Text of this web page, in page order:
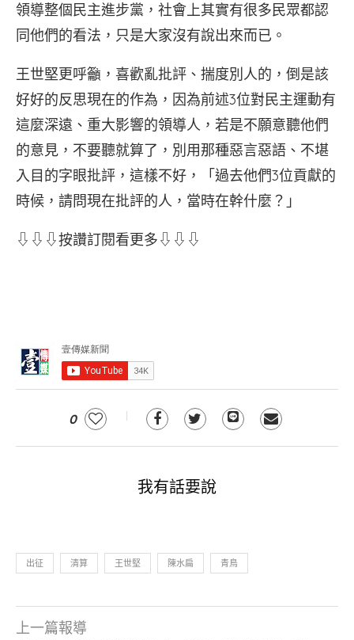
領導整個民主進步黨，社會上其實有很多民眾都認
同他們的看法，只是大家沒有說出來而已。
王世堅更呼籲，喜歡亂批評、揣度別人的，倒是該
好好的反思現在的作為，因為前述3位對民主運動有
這麼深遠、重大影響的領導人，若是不願意聽他們
的意見，不要聽就算了，別用那種惡言惡語、不堪
入目的字眼批評，這樣不好，「過去他們3位貢獻的
時候，請問現在批評的人，當時在幹什麼？」
⇩⇩⇩按讚訂閱看更多⇩⇩⇩
0
我有話要說
出征 清算 王世堅 陳水扁 青鳥
上一篇報導